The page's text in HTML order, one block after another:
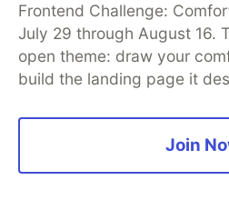
Apr 4
Deploy Gemma 4
Pay Only When
Frontend Challenge:
July 29 through August 16.
open theme: draw your
build the landing page it
Join